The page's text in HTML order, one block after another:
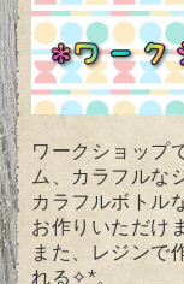
ワークショップ
ム、カラフルな
カラフルボトル
お作りいただけ
また、レジンで
れる✧*。